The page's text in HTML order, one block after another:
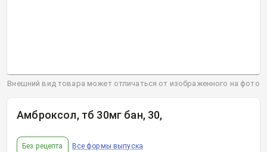
Амброксол, тб 30мг бан, 30,
Без рецепта Все формы выпуска
Внешний вид товара может отличаться от изображенного на фото